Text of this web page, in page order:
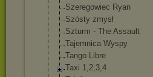
Szeregowiec Ryan
Szósty zmysł
Szturm - The Assault
Tajemnica Wyspy
Tango Libre
Taxi 1,2,3,4